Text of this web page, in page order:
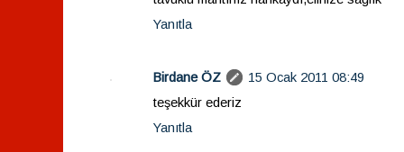
Yanıtla
Birdane ÖZ
15 Ocak 2011 08:49
teşekkür ederiz
Yanıtla